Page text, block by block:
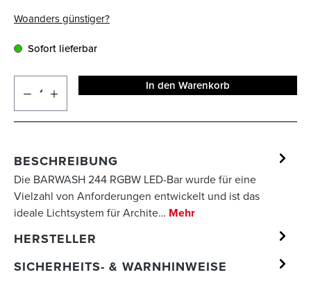
Woanders günstiger?
Sofort lieferbar
In den Warenkorb
BESCHREIBUNG
Die BARWASH 244 RGBW LED-Bar wurde für eine
Vielzahl von Anforderungen entwickelt und ist das
ideale Lichtsystem für Archite… Mehr
HERSTELLER
SICHERHEITS- & WARNHINWEISE